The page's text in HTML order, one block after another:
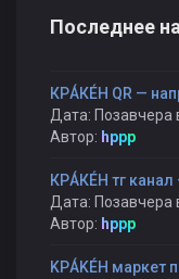
Последнее
КРÁКÉН QR —
Дата: Позавчера
Автор: hppp
Дата: Позавчера
Автор: hppp